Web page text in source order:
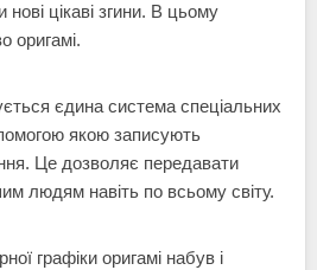
цікаві згини. В цьому
оригамі.
єдина система спеціальних
якою записують
Це дозволяє передавати
людям навіть по всьому світу.
графіки оригамі набув і